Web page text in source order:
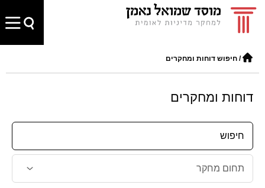
/ חיפוש דוחות ומחקרים
דוחות ומחקרים